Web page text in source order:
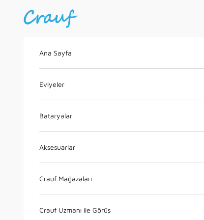
Crauf
Ana Sayfa
Eviyeler
Bataryalar
Aksesuarlar
Crauf Mağazaları
Crauf Uzmanı ile Görüş